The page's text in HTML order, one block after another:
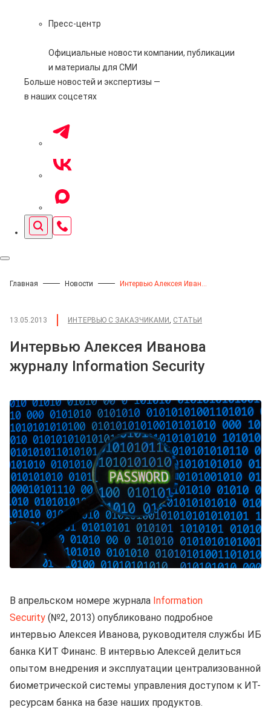
Пресс-центр
Официальные новости компании, публикации
и материалы для СМИ
Больше новостей и экспертизы —
в наших соцсетях
Главная Новости
13.05.2013 ИНТЕРВЬЮ С ЗАКАЗЧИКАМИ СТАТЬИ
Интервью Алексея Иванова
журналу Information Security
В апрельском номере журнала Information
Security (№2, 2013) опубликовано подробное
интервью Алексея Иванова, руководителя службы ИБ
банка КИТ Финанс. В интервью Алексей делиться
опытом внедрения и эксплуатации централизованной
биометрической системы управления доступом к ИТ-
ресурсам банка на базе наших продуктов.